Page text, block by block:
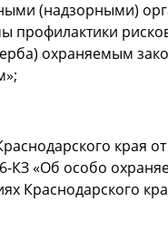
(надзорными)
профилактики
охраняемым
края
КЗ «Об особо
Краснодарского